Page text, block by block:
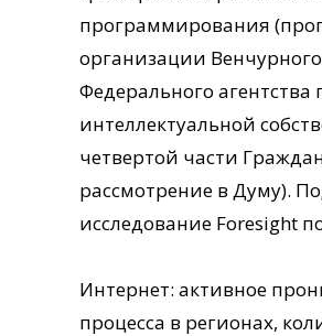
программирования
организации
Федерального
интеллектуальной
четвертой части
рассмотрение в Думу).
исследование Foresight
Интернет: активное
процесса в регионах,